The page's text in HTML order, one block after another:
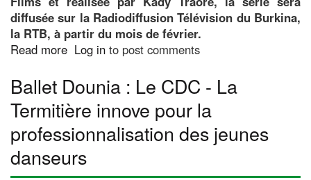
diffusée sur la Radiodiffusion Télévision du Burkina,
la RTB, à partir du mois de février.
Read more about
télévisée
«
Femmes
au
foyer
» :
Log in to post comments
Ballet Dounia : Le CDC - La
Termitière innove pour la
professionnalisation des jeunes
danseurs